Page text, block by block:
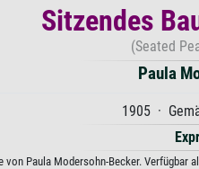
Sitzendes
(Seated
Paula
1905 ·
Paula Modersohn-Becker. Verfügbar